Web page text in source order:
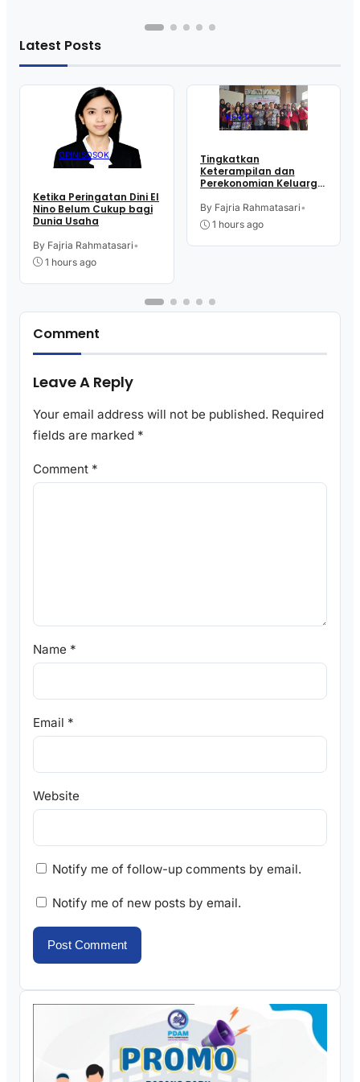
Latest Posts
OPINISOSOK
Ketika Peringatan Dini El
Nino Belum Cukup bagi
Dunia Usaha
By Fajria Rahmatasari•
1 hours ago
BERITA
Tingkatkan
Keterampilan dan
Perekonomian Keluarga,
Kelurahan Purworejo
Ikut Pelatihan Menjahit
By Fajria Rahmatasari•
1 hours ago
Comment
Leave A Reply
Your email address will not be published. Required
fields are marked *
Comment *
Name *
Email *
Website
Notify me of follow-up comments by email.
Notify me of new posts by email.